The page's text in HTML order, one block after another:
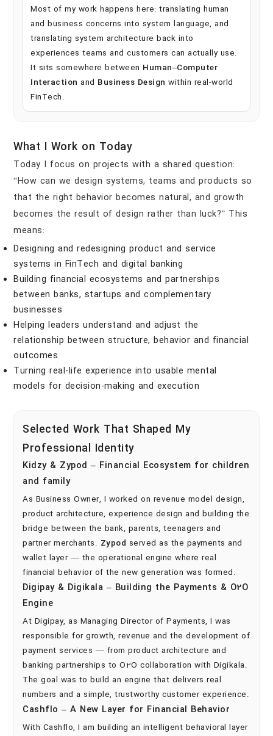
Most of my work happens here: translating human
and business concerns into system language, and
translating system architecture back into
experiences teams and customers can actually use.
It sits somewhere between Human–Computer
Interaction and Business Design within real-world
FinTech.
What I Work on Today
Today I focus on projects with a shared question:
“How can we design systems, teams and products so
that the right behavior becomes natural, and growth
becomes the result of design rather than luck?” This
means:
Designing and redesigning product and service
systems in FinTech and digital banking
Building financial ecosystems and partnerships
between banks, startups and complementary
businesses
Helping leaders understand and adjust the
relationship between structure, behavior and financial
outcomes
Turning real-life experience into usable mental
models for decision-making and execution
Selected Work That Shaped My
Professional Identity
Kidzy & Zypod – Financial Ecosystem for children
and family
As Business Owner, I worked on revenue model design,
product architecture, experience design and building the
bridge between the bank, parents, teenagers and
partner merchants. Zypod served as the payments and
wallet layer — the operational engine where real
financial behavior of the new generation was formed.
Digipay & Digikala – Building the Payments & O2O
Engine
At Digipay, as Managing Director of Payments, I was
responsible for growth, revenue and the development of
payment services — from product architecture and
banking partnerships to O2O collaboration with Digikala.
The goal was to build an engine that delivers real
numbers and a simple, trustworthy customer experience.
Cashflo – A New Layer for Financial Behavior
With Cashflo, I am building an intelligent behavioral layer